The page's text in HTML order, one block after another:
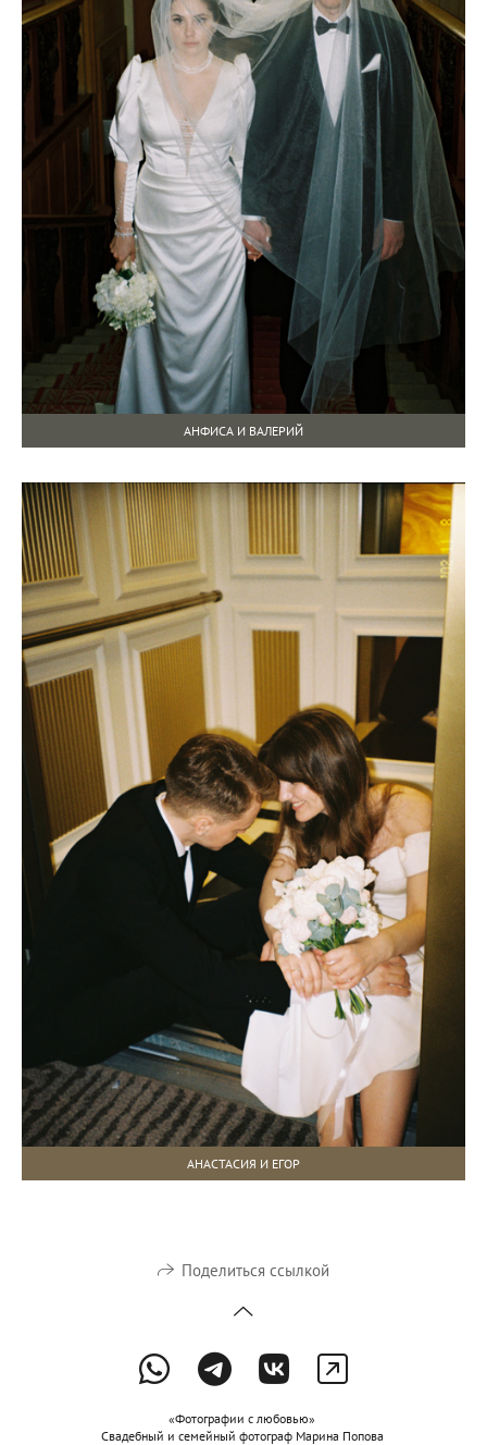
АНФИСА И ВАЛЕРИЙ
АНАСТАСИЯ И ЕГОР
Поделиться ссылкой
«Фотографии с любовью»
Свадебный и семейный фотограф Марина Попова